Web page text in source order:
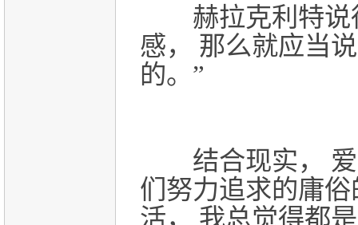
赫拉克利特说
感， 那么就应当
的。”
结合现实， 爱
们努力追求的庸
活， 我总觉得都